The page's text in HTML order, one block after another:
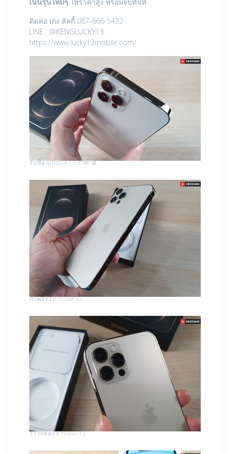
ติดต่อ เก่ง ลัคกี้ 087-666-5432
LINE : @KENGLUCKY13
https://www.lucky13mobile.com/
รับซื้อ iphone 12 ราคาดี
ภาพจริง iPhone 12
รีวิวกล้อง iPhone 12